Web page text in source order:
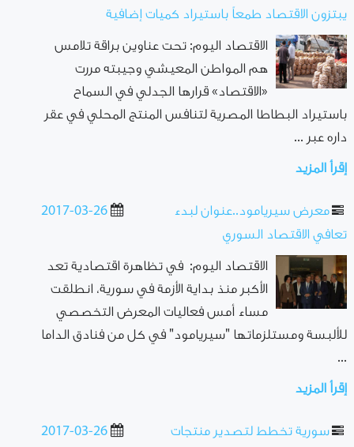
يبتزون الاقتصاد طمعاً باستيراد كميات إضافية
الاقتصاد اليوم: تحت عناوين براقة تلامس
هم المواطن المعيشي وجيبته مررت
«الاقتصاد» قرارها الجدلي في السماح
باستيراد البطاطا المصرية لتنافس المنتج المحلي في عقر
داره عبر ...
إقرأ المزيد
2017-03-26
معرض سيريامود..عنوان لبدء
تعافي الاقتصاد السوري
الاقتصاد اليوم: في تظاهرة اقتصادية تعد
الأكبر منذ بداية الأزمة في سورية، انطلقت
مساء أمس فعاليات المعرض التخصصي
للألبسة ومستلزماتها "سيريامود" في كل من فنادق الداما
...
إقرأ المزيد
2017-03-26
سورية تخطط لتصدير منتجات